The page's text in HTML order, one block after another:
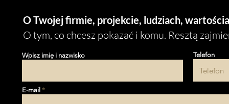
O Twojej firmie, projekcie, ludziach,
O tym, co chcesz pokazać i komu. Resztą
Wpisz imię i nazwisko Telefon
E-mail